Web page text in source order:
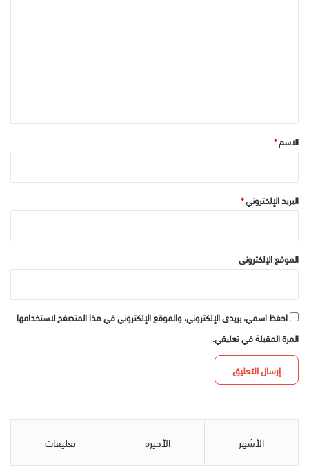
*الاسم*
البريد الإلكتروني*
الموقع الإلكتروني
احفظ اسمي، بريدي الإلكتروني، والموقع الإلكتروني في هذا المتصفح لاستخدامها
المرة المقبلة في تعليقي.
الأشهر الأخيرة تعليقات